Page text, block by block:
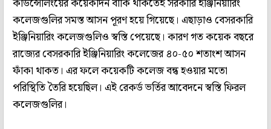
কাউন্সেলিংয়ের কয়েকদিন বাকি থাকতেই সরকারি ইঞ্জিনিয়ারিং
কলেজগুলির সমস্ত আসন পূরণ হয়ে গিয়েছে। এছাড়াও বেসরকারি
ইঞ্জিনিয়ারিং কলেজগুলিও স্বস্তি পেয়েছে। কারণ গত কয়েক বছরে
রাজ্যের বেসরকারি ইঞ্জিনিয়ারিং কলেজের ৪০-৫০ শতাংশ আসন
ফাঁকা থাকত। এর ফলে কয়েকটি কলেজ বন্ধ হওয়ার মতো
পরিস্থিতি তৈরি হয়েছিল। এই রেকর্ড ভর্তির আবেদনে স্বস্তি ফিরল
কলেজগুলির।